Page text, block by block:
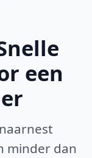
een
minder dan